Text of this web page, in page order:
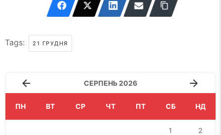
Tags: 21 ГРУДНЯ
СЕРПЕНЬ 2026
ПН ВТ СР ЧТ ПТ СБ НД
1 2